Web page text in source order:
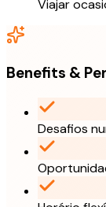
Viajar
Benefits &
Desafios